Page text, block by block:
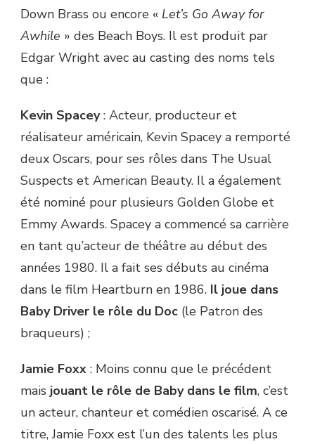
Down Brass ou encore « Let’s Go Away for
Awhile » des Beach Boys. Il est produit par
Edgar Wright avec au casting des noms tels
que :
Kevin Spacey: Acteur, producteur et
réalisateur américain, Kevin Spacey a remporté
deux Oscars, pour ses rôles dans The Usual
Suspects et American Beauty. Il a également
été nominé pour plusieurs Golden Globe et
Emmy Awards. Spacey a commencé sa carrière
en tant qu’acteur de théâtre au début des
années 1980. Il a fait ses débuts au cinéma
dans le film Heartburn en 1986. Il joue dans
Baby Driver le rôle du Doc (le Patron des
braqueurs) ;
Jamie Foxx : Moins connu que le précédent
mais jouant le rôle de Baby dans le film, c’est
un acteur, chanteur et comédien oscarisé. A ce
titre, Jamie Foxx est l’un des talents les plus